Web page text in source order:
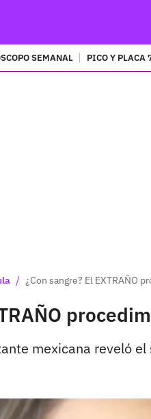
SEMANAL PICO Y PLACA
/ ¿Con sangre? El EXTRAÑO
mexicana reveló